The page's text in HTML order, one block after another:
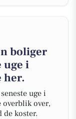
boliger
uge i
her.
uge i
overblik over,
koster.